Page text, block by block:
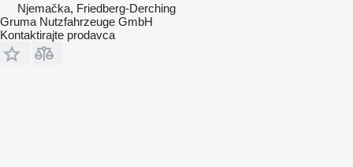
Njemačka, Friedberg-Derching
Gruma Nutzfahrzeuge GmbH
Kontaktirajte prodavca